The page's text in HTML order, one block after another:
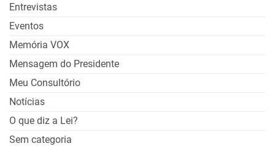
Entrevistas
Eventos
Memória VOX
Mensagem do Presidente
Meu Consultório
Notícias
O que diz a Lei?
Sem categoria